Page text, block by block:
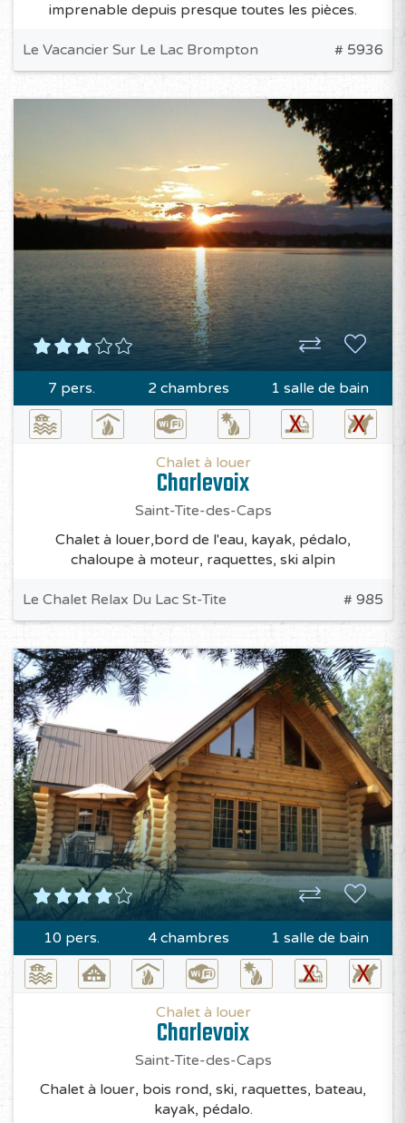
imprenable depuis presque toutes les pièces.
Le Vacancier Sur Le Lac Brompton # 5936
7 pers. 2 chambres 1 salle de bain
Chalet à louer
Charlevoix
Saint-Tite-des-Caps
Chalet à louer,bord de l'eau, kayak, pédalo,
chaloupe à moteur, raquettes, ski alpin
Le Chalet Relax Du Lac St-Tite # 985
10 pers. 4 chambres 1 salle de bain
Chalet à louer
Charlevoix
Saint-Tite-des-Caps
Chalet à louer, bois rond, ski, raquettes, bateau,
kayak, pédalo.